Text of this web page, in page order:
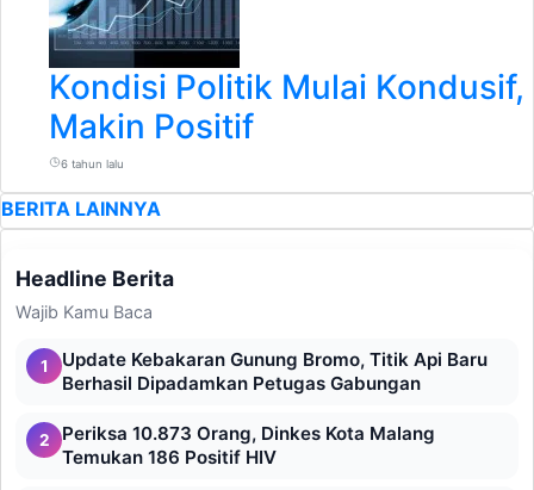
Kondisi Politik Mulai Kondusif,
Makin Positif
6 tahun lalu
BERITA LAINNYA
Headline Berita
Wajib Kamu Baca
1
Update Kebakaran Gunung Bromo, Titik Api Baru
Berhasil Dipadamkan Petugas Gabungan
2
Periksa 10.873 Orang, Dinkes Kota Malang
Temukan 186 Positif HIV